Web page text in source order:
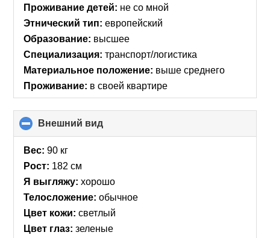
Проживание детей: не со мной
Этнический тип: европейский
Образование: высшее
Специализация: транспорт/логистика
Материальное положение: выше среднего
Проживание: в своей квартире
Внешний вид
to
Вес: 90 кг
Рост: 182 см
Я выгляжу: хорошо
Телосложение: обычное
Цвет кожи: светлый
Цвет глаз: зеленые